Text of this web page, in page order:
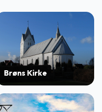
Brøns Kirke